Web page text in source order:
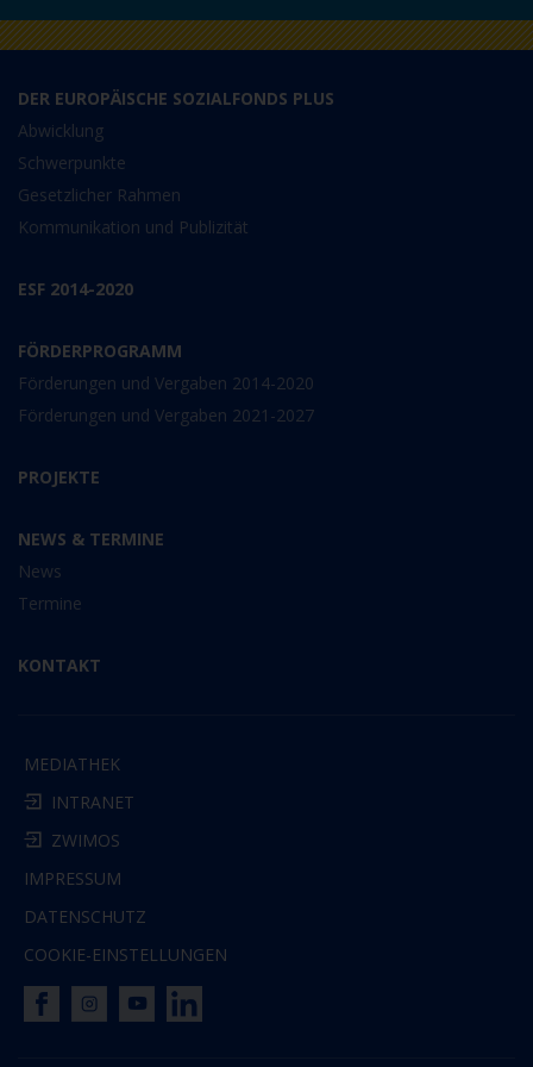
DER EUROPÄISCHE SOZIALFONDS PLUS
Abwicklung
Schwerpunkte
Gesetzlicher Rahmen
Kommunikation und Publizität
ESF 2014-2020
FÖRDERPROGRAMM
Förderungen und Vergaben 2014-2020
Förderungen und Vergaben 2021-2027
PROJEKTE
NEWS & TERMINE
News
Termine
KONTAKT
MEDIATHEK
INTRANET
ZWIMOS
IMPRESSUM
DATENSCHUTZ
COOKIE-EINSTELLUNGEN